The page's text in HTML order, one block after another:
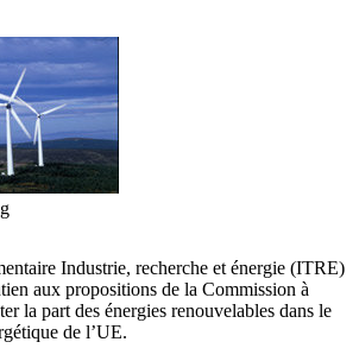
Industrie, recherche et énergie (ITRE)
aux propositions de la Commission à
la part des énergies renouvelables dans le
de l’UE.